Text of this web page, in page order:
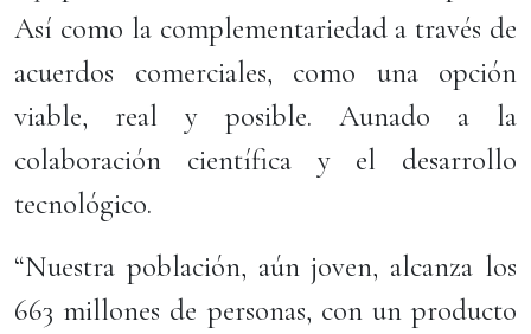
Así como la complementariedad a través de
acuerdos comerciales, como una opción
viable, real y posible. Aunado a la
colaboración científica y el desarrollo
tecnológico.
“Nuestra población, aún joven, alcanza los
663 millones de personas, con un producto